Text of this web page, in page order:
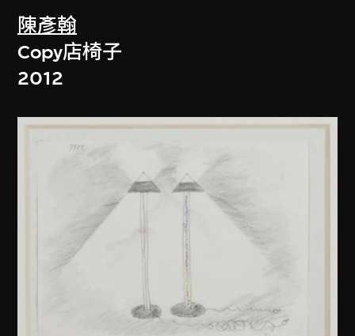
陳彥翰
Copy店椅子
2012